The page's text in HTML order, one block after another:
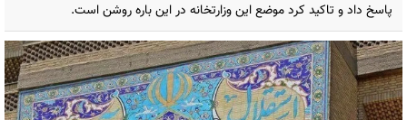
پاسخ داد و تاکید کرد موضع این وزارتخانه در این باره روشن است.